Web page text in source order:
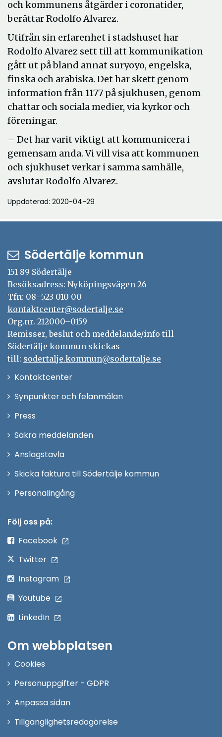
och kommunens åtgärder i coronatider,
berättar Rodolfo Alvarez.
Utifrån sin erfarenhet i stadshuset har
Rodolfo Alvarez sett till att kommunikation
gått ut på bland annat suryoyo, engelska,
finska och arabiska. Det har skett genom
information från 1177 på sjukhusen, genom
chattar och sociala medier, via kyrkor och
föreningar.
– Det har varit viktigt att kommunicera i
gemensam anda. Vi vill visa att kommunen
och sjukhuset verkar i samma samhälle,
avslutar Rodolfo Alvarez.
Uppdaterad: 2020-04-29
Södertälje kommun
151 89 Södertälje
Besöksadress: Nyköpingsvägen 26
Tfn: 08–523 010 00
kontaktcenter@sodertalje.se
Org.nr. 212000–0159
Remisser, beslut och meddelande/info till
Södertälje kommun skickas
till: sodertalje.kommun@sodertalje.se
KontaktcenterÖppna
Synpunkter och felanmälan
Press
fönster
Säkra meddelanden
Anslagstavla
Skicka faktura till Södertälje kommun
PersonalingångÖppna
Följ oss på:
Facebook
Twitter
Instagram
Youtube
LinkedIn
Om webbplatsen
Cookies
Personuppgifter - GDPR
Anpassa sidan
Tillgänglighetsredogörelse